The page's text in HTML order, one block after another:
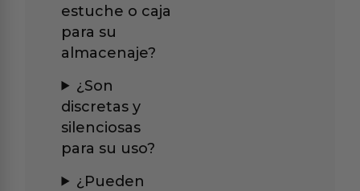
estuche o caja
para su
almacenaje?
¿Son
discretas y
silenciosas
para su uso?
¿Pueden